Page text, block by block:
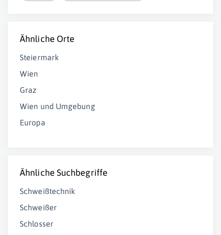
Ähnliche Orte
Steiermark
Wien
Graz
Wien und Umgebung
Europa
Ähnliche Suchbegriffe
Schweißtechnik
Schweißer
Schlosser